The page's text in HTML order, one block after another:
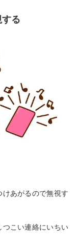
る
けあがるので無視す
つこい連絡にいちい